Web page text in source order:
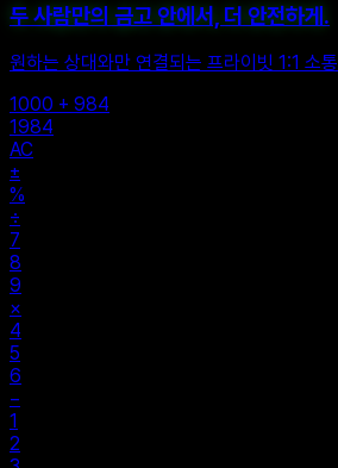
두 사람만의 금고 안에서, 더 안전하게.
원하는 상대와만 연결되는 프라이빗 1:1 소통
1000 + 984
1984
AC
±
%
÷
7
8
9
×
4
5
6
−
1
2